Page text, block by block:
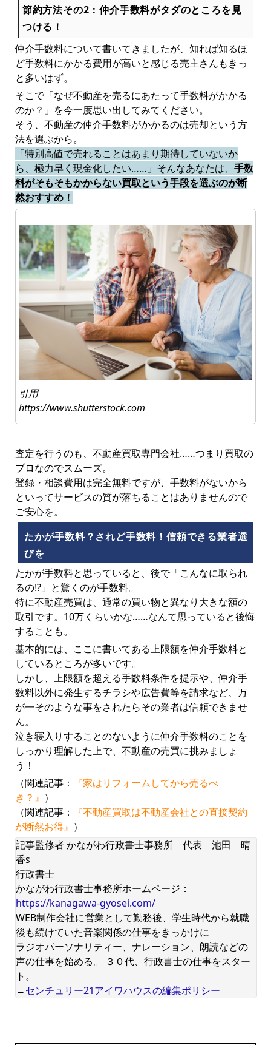
節約方法その2：仲介手数料がタダのところを見
つける！
仲介手数料について書いてきましたが、知れば知るほ
ど手数料にかかる費用が高いと感じる売主さんもきっ
と多いはず。
そこで「なぜ不動産を売るにあたって手数料がかかる
のか？」を今一度思い出してみてください。
そう、不動産の仲介手数料がかかるのは売却という方
法を選ぶから。
「特別高値で売れることはあまり期待していないか
ら、極力早く現金化したい……」そんなあなたは、 手数
料がそもそもかからない買取という手段を選ぶのが断
然おすすめ！
引用
https://www.shutterstock.com
査定を行うのも、不動産買取専門会社……つまり買取の
プロなのでスムーズ。
登録・相談費用は完全無料ですが、手数料がないから
といってサービスの質が落ちることはありませんので
ご安心を。
たかが手数料？されど手数料！信頼できる業者選
びを
たかが手数料と思っていると、後で「こんなに取られ
るの!?」と驚くのが手数料。
特に不動産売買は、通常の買い物と異なり大きな額の
取引です。10万くらいかな……なんて思っていると後悔
することも。
基本的には、ここに書いてある上限額を仲介手数料と
しているところが多いです。
しかし、上限額を超える手数料条件を提示や、仲介手
数料以外に発生するチラシや広告費等を請求など、万
が一そのような事をされたらその業者は信頼できませ
ん。
泣き寝入りすることのないように仲介手数料のことを
しっかり理解した上で、不動産の売買に挑みましょ
う！
（関連記事：
『家はリフォームしてから売るべ
き？』 ）
（関連記事：
『不動産買取は不動産会社との直接契約
が断然お得』 ）
記事監修者 かながわ行政書士事務所 代表 池田 晴
香s
行政書士
かながわ行政書士事務所ホームページ：
https://kanagawa-gyosei.com/
WEB制作会社に営業として勤務後、学生時代から就職
後も続けていた音楽関係の仕事をきっかけに
ラジオパーソナリティー、ナレーション、朗読などの
声の仕事を始める。 ３０代、行政書士の仕事をスター
ト。
→センチュリー21アイワハウスの編集ポリシー